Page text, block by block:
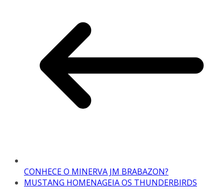
CONHECE O MINERVA JM BRABAZON?
MUSTANG HOMENAGEIA OS THUNDERBIRDS